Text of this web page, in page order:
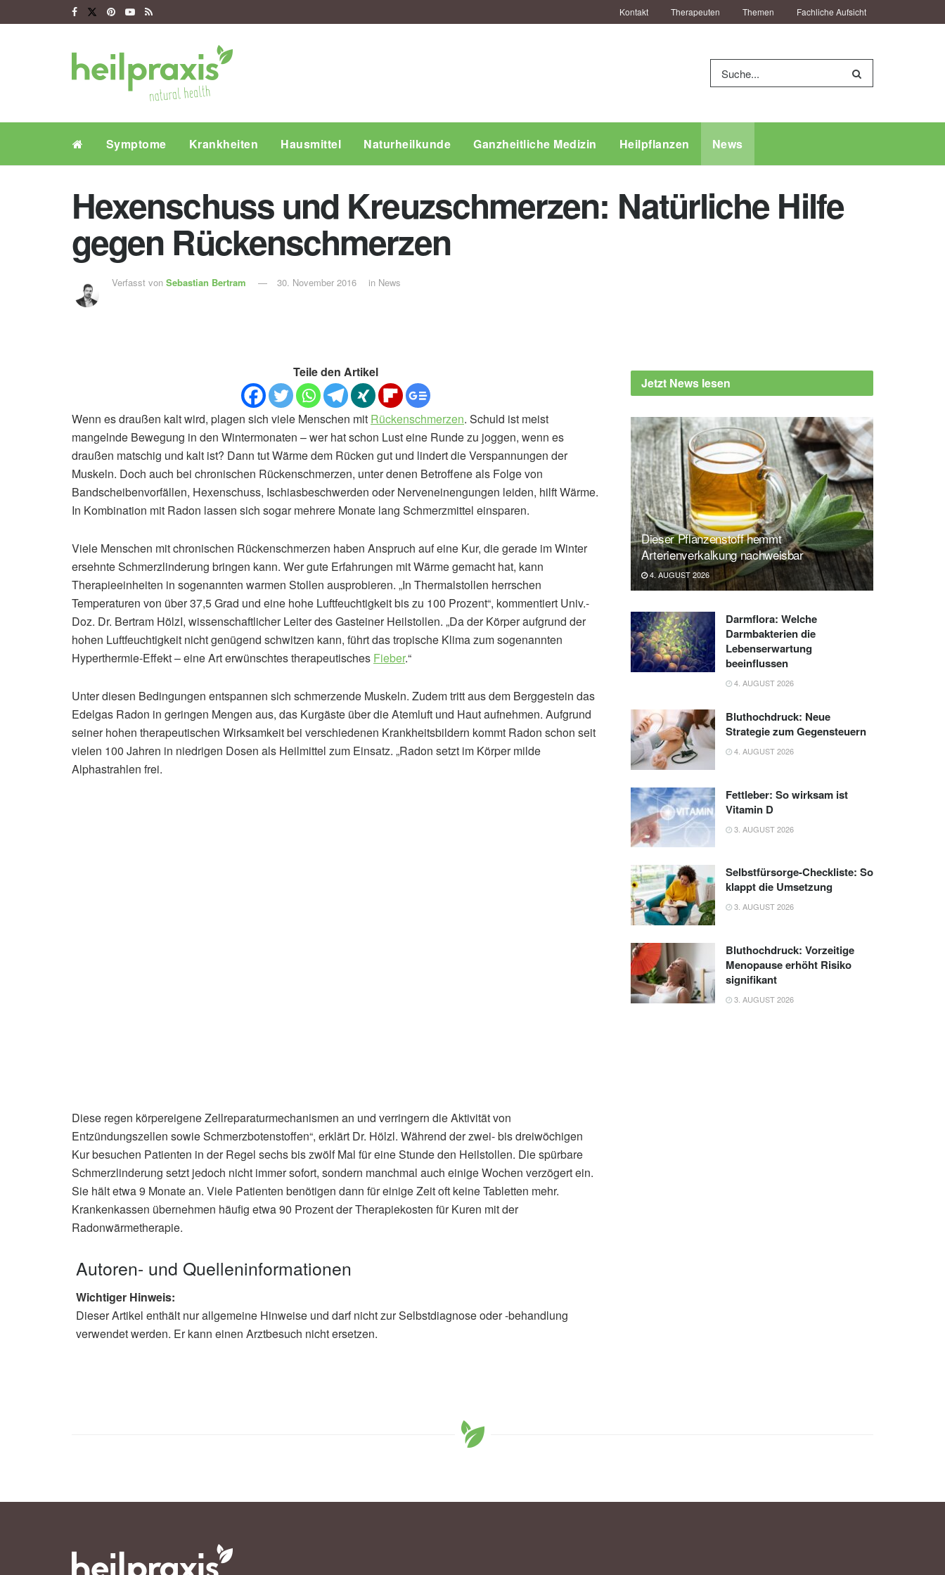
Kontakt Therapeuten Themen Fachliche Aufsicht
Symptome Krankheiten Hausmittel Naturheilkunde Ganzheitliche Medizin Heilpflanzen News
Hexenschuss und Kreuzschmerzen: Natürliche Hilfe
gegen Rückenschmerzen
Verfasst von Sebastian Bertram 30. November 2016 in News
Teile den Artikel
Wenn es draußen kalt wird, plagen sich viele Menschen mit Rückenschmerzen. Schuld ist meist
mangelnde Bewegung in den Wintermonaten – wer hat schon Lust eine Runde zu joggen, wenn es
draußen matschig und kalt ist? Dann tut Wärme dem Rücken gut und lindert die Verspannungen der
Muskeln. Doch auch bei chronischen Rückenschmerzen, unter denen Betroffene als Folge von
Bandscheibenvorfällen, Hexenschuss, Ischiasbeschwerden oder Nerveneinengungen leiden, hilft Wärme.
In Kombination mit Radon lassen sich sogar mehrere Monate lang Schmerzmittel einsparen.
Viele Menschen mit chronischen Rückenschmerzen haben Anspruch auf eine Kur, die gerade im Winter
ersehnte Schmerzlinderung bringen kann. Wer gute Erfahrungen mit Wärme gemacht hat, kann
Therapieeinheiten in sogenannten warmen Stollen ausprobieren. „In Thermalstollen herrschen
Temperaturen von über 37,5 Grad und eine hohe Luftfeuchtigkeit bis zu 100 Prozent“, kommentiert Univ.-
Doz. Dr. Bertram HölzI, wissenschaftlicher Leiter des Gasteiner Heilstollen. „Da der Körper aufgrund der
hohen Luftfeuchtigkeit nicht genügend schwitzen kann, führt das tropische Klima zum sogenannten
Hyperthermie-Effekt – eine Art erwünschtes therapeutisches Fieber.“
Unter diesen Bedingungen entspannen sich schmerzende Muskeln. Zudem tritt aus dem Berggestein das
Edelgas Radon in geringen Mengen aus, das Kurgäste über die Atemluft und Haut aufnehmen. Aufgrund
seiner hohen therapeutischen Wirksamkeit bei verschiedenen Krankheitsbildern kommt Radon schon seit
vielen 100 Jahren in niedrigen Dosen als Heilmittel zum Einsatz. „Radon setzt im Körper milde
Alphastrahlen frei.
Diese regen körpereigene Zellreparaturmechanismen an und verringern die Aktivität von
Entzündungszellen sowie Schmerzbotenstoffen“, erklärt Dr. Hölzl. Während der zwei- bis dreiwöchigen
Kur besuchen Patienten in der Regel sechs bis zwölf Mal für eine Stunde den Heilstollen. Die spürbare
Schmerzlinderung setzt jedoch nicht immer sofort, sondern manchmal auch einige Wochen verzögert ein.
Sie hält etwa 9 Monate an. Viele Patienten benötigen dann für einige Zeit oft keine Tabletten mehr.
Krankenkassen übernehmen häufig etwa 90 Prozent der Therapiekosten für Kuren mit der
Radonwärmetherapie.
Autoren- und Quelleninformationen
Wichtiger Hinweis:
Dieser Artikel enthält nur allgemeine Hinweise und darf nicht zur Selbstdiagnose oder -behandlung
verwendet werden. Er kann einen Arztbesuch nicht ersetzen.
Jetzt News lesen
Dieser Pflanzenstoff hemmt
Arterienverkalkung nachweisbar
4. AUGUST 2026
Darmflora: Welche
Darmbakterien die
Lebenserwartung
beeinflussen
4. AUGUST 2026
Bluthochdruck: Neue
Strategie zum Gegensteuern
4. AUGUST 2026
Fettleber: So wirksam ist
Vitamin D
3. AUGUST 2026
Selbstfürsorge-Checkliste: So
klappt die Umsetzung
3. AUGUST 2026
Bluthochdruck: Vorzeitige
Menopause erhöht Risiko
signifikant
3. AUGUST 2026